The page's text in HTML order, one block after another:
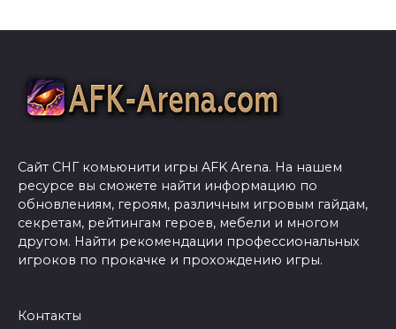
Сайт СНГ комьюнити игры AFK Arena. На нашем
ресурсе вы сможете найти информацию по
обновлениям, героям, различным игровым гайдам,
секретам, рейтингам героев, мебели и многом
другом. Найти рекомендации профессиональных
игроков по прокачке и прохождению игры.
Контакты